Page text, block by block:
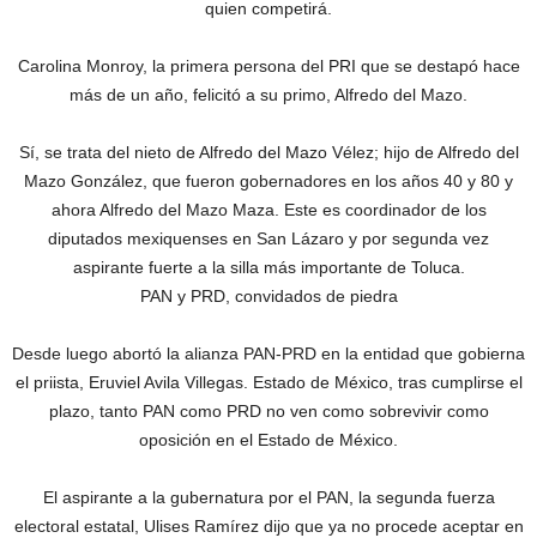
quien competirá.
Carolina Monroy, la primera persona del PRI que se destapó hace
más de un año, felicitó a su primo, Alfredo del Mazo.
Sí, se trata del nieto de Alfredo del Mazo Vélez; hijo de Alfredo del
Mazo González, que fueron gobernadores en los años 40 y 80 y
ahora Alfredo del Mazo Maza. Este es coordinador de los
diputados mexiquenses en San Lázaro y por segunda vez
aspirante fuerte a la silla más importante de Toluca.
PAN y PRD, convidados de piedra
Desde luego abortó la alianza PAN-PRD en la entidad que gobierna
el priista, Eruviel Avila Villegas. Estado de México, tras cumplirse el
plazo, tanto PAN como PRD no ven como sobrevivir como
oposición en el Estado de México.
El aspirante a la gubernatura por el PAN, la segunda fuerza
electoral estatal, Ulises Ramírez dijo que ya no procede aceptar en